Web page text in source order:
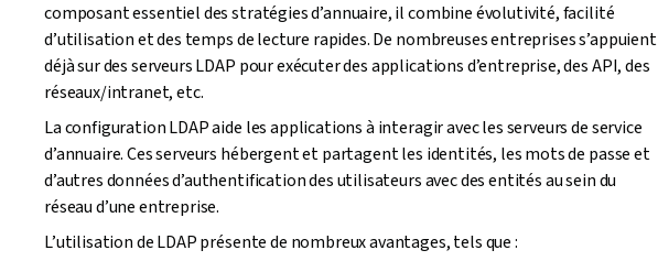
composant essentiel des stratégies d’annuaire, il combine évolutivité, facilité
d’utilisation et des temps de lecture rapides. De nombreuses entreprises s’appuient
déjà sur des serveurs LDAP pour exécuter des applications d’entreprise, des API, des
réseaux/intranet, etc.
La configuration LDAP aide les applications à interagir avec les serveurs de service
d’annuaire. Ces serveurs hébergent et partagent les identités, les mots de passe et
d’autres données d’authentification des utilisateurs avec des entités au sein du
réseau d’une entreprise.
L’utilisation de LDAP présente de nombreux avantages, tels que :